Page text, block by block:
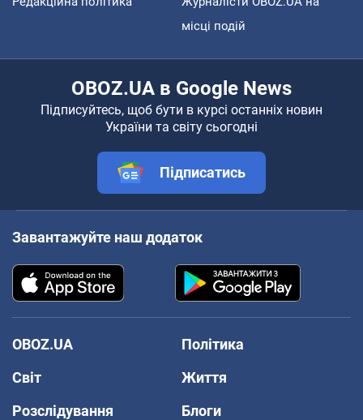
місці подій
OBOZ.UA в Google News
Підписуйтесь, щоб бути в курсі останніх новин
України та світу сьогодні
Підписатись
Завантажуйте наш додаток
OBOZ.UA
Політика
Світ
Життя
Розслідування
Блоги